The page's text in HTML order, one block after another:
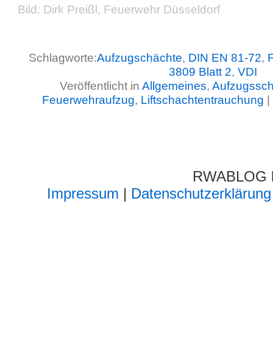
Bild: Dirk Preißl, Feuerwehr Düsseldorf
Schlagworte:Aufzugschächte, DIN EN 81-72,
3809 Blatt 2, VDI
Veröffentlicht in Allgemeines,
Feuerwehraufzug, Liftschachtentrauchung |
Impressum | Datenschutzerklärung